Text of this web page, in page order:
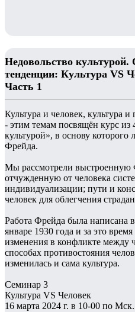
Недовольство
тенденции: Культура VS
Часть 1
Культура и человек, культура
- этим темам посвящён курс из
культурой», в основу которого
Фрейда.
Мы рассмотрели выстроенную
отчужденную от человека
индивидуализации; пути и
человек для облегчения
Работа Фрейда была написана
январе 1930 года и за это
изменения в конфликте между
способах противостояния
изменилась и сама культура.
Семинар 3
Культура VS Человек
16 марта 2024 г. в 10-00 по Мск.